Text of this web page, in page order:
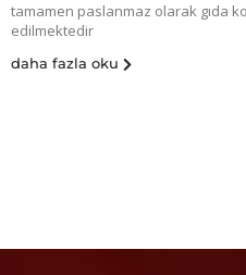
tamamen paslanmaz olarak gıda
edilmektedir
daha fazla oku